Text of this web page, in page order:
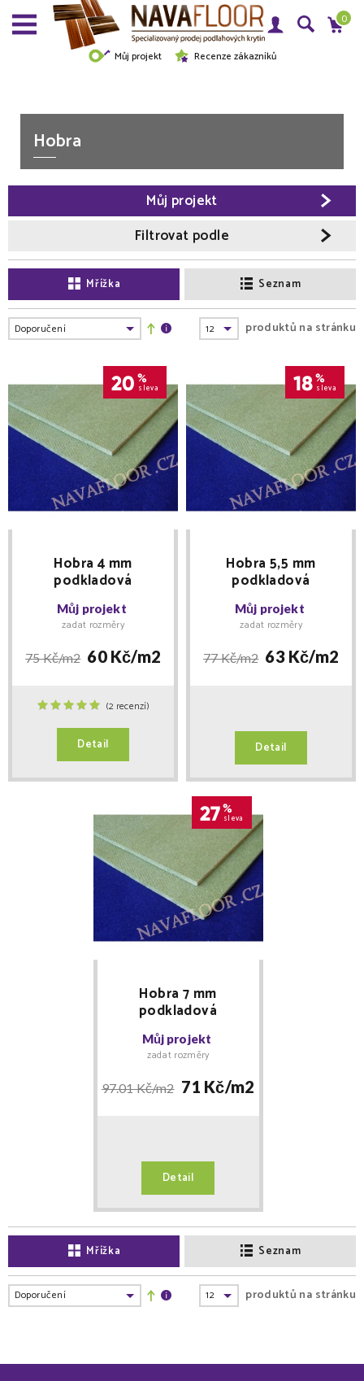
Můj projekt Recenze zákazníků
0
Hobra
Filtrovat podle
Můj projekt
Mřížka Seznam
produktů na stránku
20 %
sleva
Hobra 4 mm
podkladová
dřevovláknitá deska
Můj projekt
zadat rozměry
75 Kč/m2 60 Kč/m2
(2 recenzí)
Detail
18%
sleva
Hobra 5,5 mm
podkladová
dřevovláknitá deska
Můj projekt
zadat rozměry
77 Kč/m2 63 Kč/m2
Detail
27%
sleva
Hobra 7 mm
podkladová
dřevovláknitá deska
Můj projekt
zadat rozměry
97.01 Kč/m2 71 Kč/m2
Detail
Mřížka Seznam
produktů na stránku